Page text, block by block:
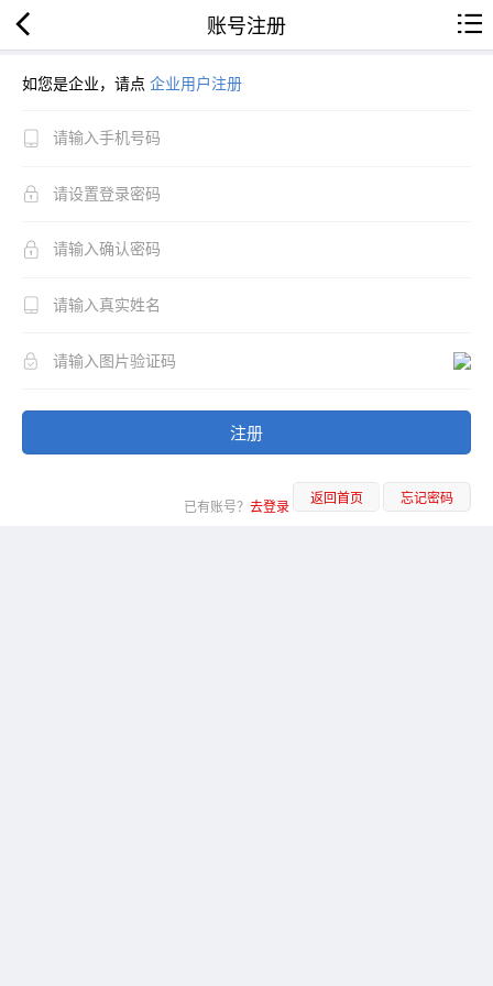
账号注册
如您是企业，请点 企业用户注册
注册
已有账号？ 去登录 返回首页 忘记密码